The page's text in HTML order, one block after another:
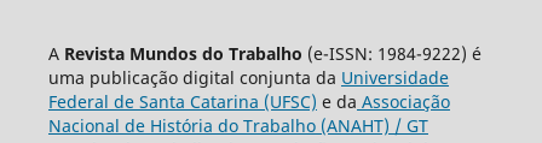
A Revista Mundos do Trabalho (e-ISSN: 1984-9222) é
uma publicação digital conjunta da Universidade
Federal de Santa Catarina (UFSC) e da Associação
Nacional de História do Trabalho (ANAHT) / GT